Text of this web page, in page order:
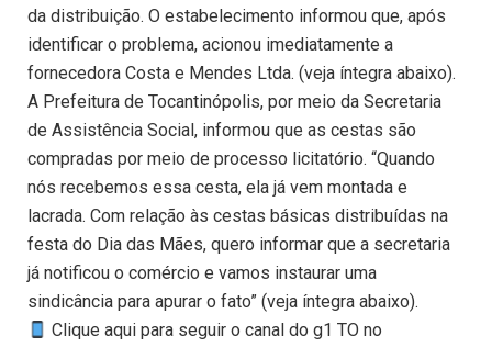
da distribuição. O estabelecimento informou que, após
identificar o problema, acionou imediatamente a
fornecedora Costa e Mendes Ltda. (veja íntegra abaixo).
A Prefeitura de Tocantinópolis, por meio da Secretaria
de Assistência Social, informou que as cestas são
compradas por meio de processo licitatório. “Quando
nós recebemos essa cesta, ela já vem montada e
lacrada. Com relação às cestas básicas distribuídas na
festa do Dia das Mães, quero informar que a secretaria
já notificou o comércio e vamos instaurar uma
sindicância para apurar o fato” (veja íntegra abaixo).
Clique aqui para seguir o canal do g1 TO no